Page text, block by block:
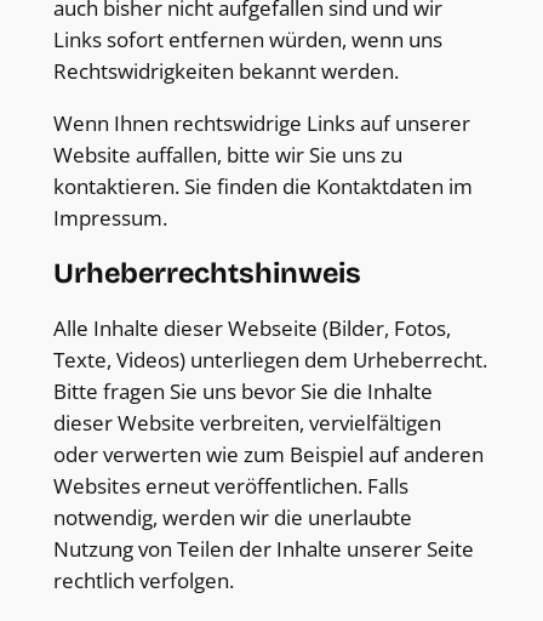
auch bisher nicht aufgefallen sind und wir
Links sofort entfernen würden, wenn uns
Rechtswidrigkeiten bekannt werden.
Wenn Ihnen rechtswidrige Links auf unserer
Website auffallen, bitte wir Sie uns zu
kontaktieren. Sie finden die Kontaktdaten im
Impressum.
Urheberrechtshinweis
Alle Inhalte dieser Webseite (Bilder, Fotos,
Texte, Videos) unterliegen dem Urheberrecht.
Bitte fragen Sie uns bevor Sie die Inhalte
dieser Website verbreiten, vervielfältigen
oder verwerten wie zum Beispiel auf anderen
Websites erneut veröffentlichen. Falls
notwendig, werden wir die unerlaubte
Nutzung von Teilen der Inhalte unserer Seite
rechtlich verfolgen.